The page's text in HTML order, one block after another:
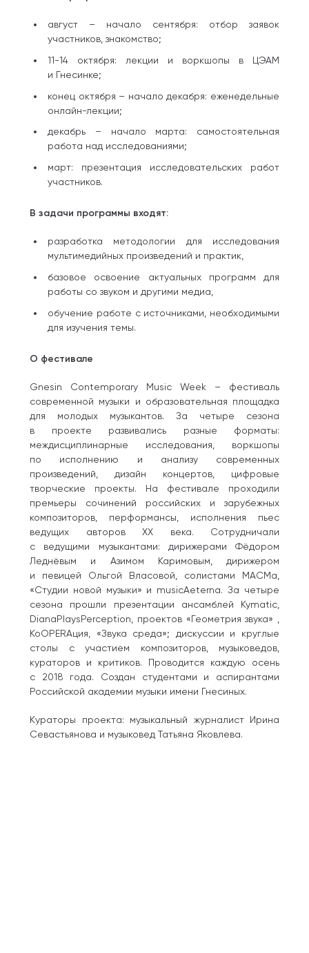
август – начало сентября: отбор заявок
участников, знакомство;
11-14 октября: лекции и воркшопы в ЦЭАМ
и Гнесинке;
конец октября – начало декабря: еженедельные
онлайн-лекции;
декабрь – начало марта: самостоятельная
работа над исследованиями;
март: презентация исследовательских работ
участников.
В задачи программы входят:
разработка методологии для исследования
мультимедийных произведений и практик,
базовое освоение актуальных программ для
работы со звуком и другими медиа,
обучение работе с источниками, необходимыми
для изучения темы.
О фестивале
Gnesin Contemporary Music Week – фестиваль
современной музыки и образовательная площадка
для молодых музыкантов. За четыре сезона
в проекте развивались разные форматы:
междисциплинарные исследования, воркшопы
по исполнению и анализу современных
произведений, дизайн концертов, цифровые
творческие проекты. На фестивале проходили
премьеры сочинений российских и зарубежных
композиторов, перформансы, исполнения пьес
ведущих авторов XX века. Сотрудничали
с ведущими музыкантами: дирижерами Фёдором
Леднёвым и Азимом Каримовым, дирижером
и певицей Ольгой Власовой, солистами МАСМа,
«Студии новой музыки» и musicAeterna. За четыре
сезона прошли презентации ансамблей Kymatic,
DianaPlaysPerception, проектов «Геометрия звука» ,
КоOPERAция, «Звука среда»; дискуссии и круглые
столы с участием композиторов, музыковедов,
кураторов и критиков. Проводится каждую осень
с 2018 года. Создан студентами и аспирантами
Российской академии музыки имени Гнесиных.
Кураторы проекта: музыкальный журналист Ирина
Севастьянова и музыковед Татьяна Яковлева.